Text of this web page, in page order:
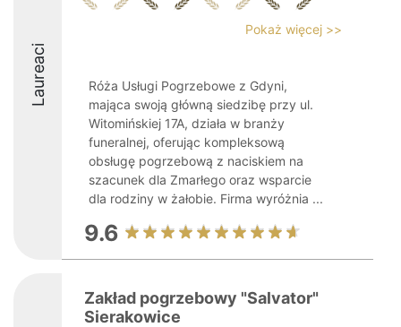
Laureaci
Pokaż więcej >>
Róża Usługi Pogrzebowe z Gdyni,
mająca swoją główną siedzibę przy ul.
Witomińskiej 17A, działa w branży
funeralnej, oferując kompleksową
obsługę pogrzebową z naciskiem na
szacunek dla Zmarłego oraz wsparcie
dla rodziny w żałobie. Firma wyróżnia ...
9.6
Zakład pogrzebowy "Salvator"
Sierakowice